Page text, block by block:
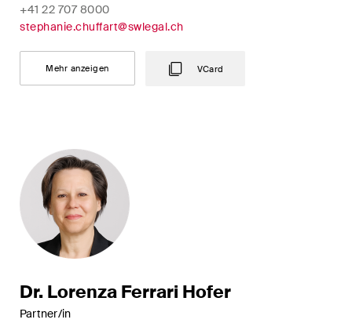
+41 22 707 8000
stephanie.chuffart@swlegal.ch
Mehr anzeigen VCard
Dr. Lorenza Ferrari Hofer
Partner/in
Insolvenz
Versicherungsrecht
Wettbewerbs- & Kartellrecht
Wirtschaftsstrafrecht und
Compliance
Publikationen